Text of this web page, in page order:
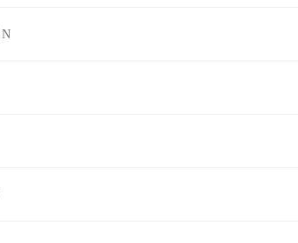
N